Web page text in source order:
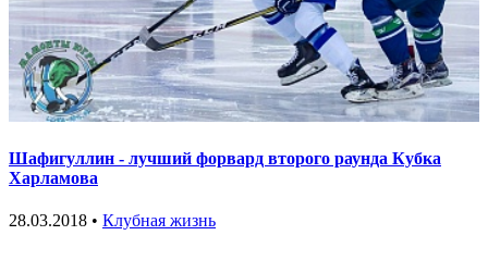
Шафигуллин - лучший форвард второго раунда Кубка
Харламова
28.03.2018 • Клубная жизнь